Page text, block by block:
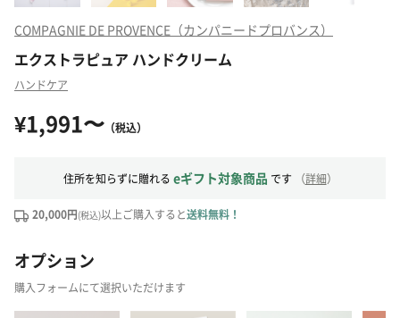
COMPAGNIE DE PROVENCE（カンパニードプロバンス）
エクストラピュア ハンドクリーム
ハンドケア
¥1,991〜 （税込）
住所を知らずに贈れる eギフト対象商品 です （詳細）
20,000円(税込)以上ご購入すると送料無料！
オプション
購入フォームにて選択いただけます